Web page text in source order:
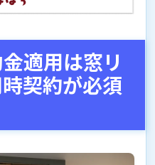
適用は窓リ
契約が必須